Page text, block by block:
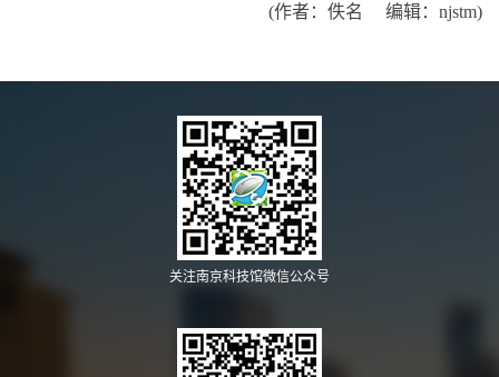
(作者：佚名 编辑：njstm)
关注南京科技馆微信公众号